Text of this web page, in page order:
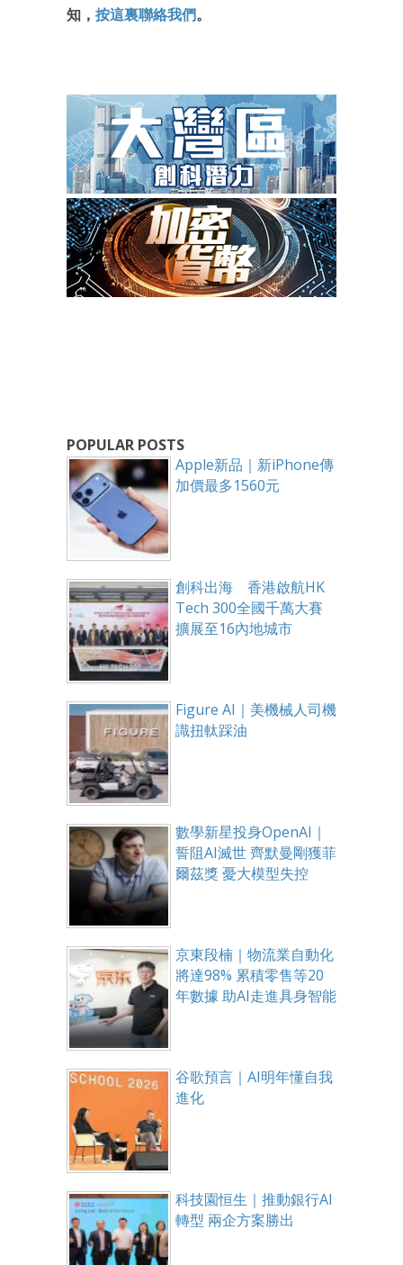
知， 按這裏聯絡我們。
POPULAR POSTS
Apple新品｜新iPhone傳
加價最多1560元
創科出海 香港啟航HK
Tech 300全國千萬大賽
擴展至16內地城市
Figure AI｜美機械人司機
識扭軚踩油
數學新星投身OpenAI｜
誓阻AI滅世 齊默曼剛獲菲
爾茲獎 憂大模型失控
京東段楠｜物流業自動化
將達98% 累積零售等20
年數據 助AI走進具身智能
谷歌預言｜AI明年懂自我
進化
科技園恒生｜推動銀行AI
轉型 兩企方案勝出